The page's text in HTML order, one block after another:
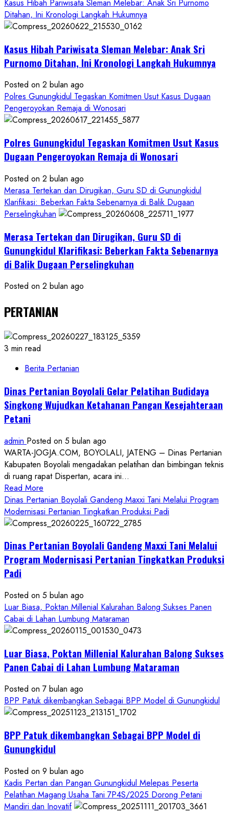
Janji
Kawal
Proses
Sampai
Tuntas
Kasus Hibah Pariwisata Sleman Melebar: Anak Sri Purnomo
Ditahan, Ini Kronologi Langkah Hukumnya
Kasus Hibah Pariwisata Sleman Melebar: Anak Sri
Purnomo Ditahan, Ini Kronologi Langkah Hukumnya
Posted on 2 bulan ago
Polres Gunungkidul Tegaskan Komitmen Usut Kasus Dugaan
Pengeroyokan Remaja di Wonosari
Polres Gunungkidul Tegaskan Komitmen Usut Kasus
Dugaan Pengeroyokan Remaja di Wonosari
Posted on 2 bulan ago
Merasa Tertekan dan Dirugikan, Guru SD di Gunungkidul
Klarifikasi: Beberkan Fakta Sebenarnya di Balik Dugaan
Perselingkuhan
Merasa Tertekan dan Dirugikan, Guru SD di
Gunungkidul Klarifikasi: Beberkan Fakta Sebenarnya
di Balik Dugaan Perselingkuhan
Posted on 2 bulan ago
PERTANIAN
3 min read
Berita Pertanian
Dinas Pertanian Boyolali Gelar Pelatihan Budidaya
Singkong Wujudkan Ketahanan Pangan Kesejahteraan
Petani
admin Posted on 5 bulan ago
WARTA-JOGJA.COM, BOYOLALI, JATENG – Dinas Pertanian
Kabupaten Boyolali mengadakan pelatihan dan bimbingan teknis
di ruang rapat Dispertan, acara ini...
Read More
more
about
Dinas
Boyolali
Gelar
Singkong
Wujudkan
Ketahanan
Pangan
Petani
Dinas Pertanian Boyolali Gandeng Maxxi Tani Melalui Program
Modernisasi Pertanian Tingkatkan Produksi Padi
Dinas Pertanian Boyolali Gandeng Maxxi Tani Melalui
Program Modernisasi Pertanian Tingkatkan Produksi
Padi
Posted on 5 bulan ago
Luar Biasa, Poktan Millenial Kalurahan Balong Sukses Panen
Cabai di Lahan Lumbung Mataraman
Luar Biasa, Poktan Millenial Kalurahan Balong Sukses
Panen Cabai di Lahan Lumbung Mataraman
Posted on 7 bulan ago
BPP Patuk dikembangkan Sebagai BPP Model di Gunungkidul
BPP Patuk dikembangkan Sebagai BPP Model di
Gunungkidul
Posted on 9 bulan ago
Kadis Pertan dan Pangan Gunungkidul Melepas Peserta
Pelatihan Magang Usaha Tani 7P4S/2025 Dorong Petani
Mandiri dan Inovatif